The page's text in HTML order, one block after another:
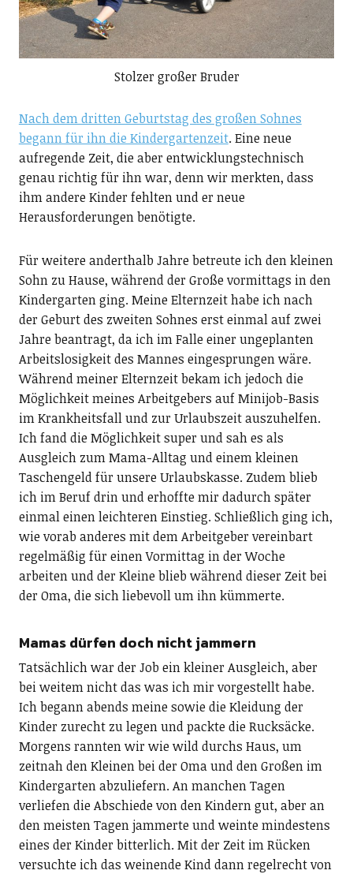
Stolzer großer Bruder
Nach dem dritten Geburtstag des großen Sohnes
begann für ihn die Kindergartenzeit. Eine neue
aufregende Zeit, die aber entwicklungstechnisch
genau richtig für ihn war, denn wir merkten, dass
ihm andere Kinder fehlten und er neue
Herausforderungen benötigte.
Für weitere anderthalb Jahre betreute ich den kleinen
Sohn zu Hause, während der Große vormittags in den
Kindergarten ging. Meine Elternzeit habe ich nach
der Geburt des zweiten Sohnes erst einmal auf zwei
Jahre beantragt, da ich im Falle einer ungeplanten
Arbeitslosigkeit des Mannes eingesprungen wäre.
Während meiner Elternzeit bekam ich jedoch die
Möglichkeit meines Arbeitgebers auf Minijob-Basis
im Krankheitsfall und zur Urlaubszeit auszuhelfen.
Ich fand die Möglichkeit super und sah es als
Ausgleich zum Mama-Alltag und einem kleinen
Taschengeld für unsere Urlaubskasse. Zudem blieb
ich im Beruf drin und erhoffte mir dadurch später
einmal einen leichteren Einstieg. Schließlich ging ich,
wie vorab anderes mit dem Arbeitgeber vereinbart
regelmäßig für einen Vormittag in der Woche
arbeiten und der Kleine blieb während dieser Zeit bei
der Oma, die sich liebevoll um ihn kümmerte.
Mamas dürfen doch nicht jammern
Tatsächlich war der Job ein kleiner Ausgleich, aber
bei weitem nicht das was ich mir vorgestellt habe.
Ich begann abends meine sowie die Kleidung der
Kinder zurecht zu legen und packte die Rucksäcke.
Morgens rannten wir wie wild durchs Haus, um
zeitnah den Kleinen bei der Oma und den Großen im
Kindergarten abzuliefern. An manchen Tagen
verliefen die Abschiede von den Kindern gut, aber an
den meisten Tagen jammerte und weinte mindestens
eines der Kinder bitterlich. Mit der Zeit im Rücken
versuchte ich das weinende Kind dann regelrecht von